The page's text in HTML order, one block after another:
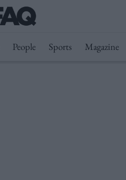
People Sports Magazine